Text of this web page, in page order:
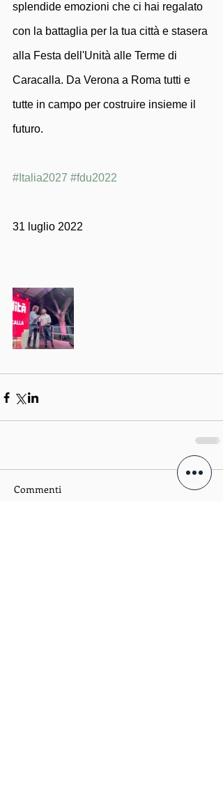
splendide emozioni che ci hai regalato
con la battaglia per la tua città e stasera
alla Festa dell'Unità alle Terme di
Caracalla. Da Verona a Roma tutti e
tutte in campo per costruire insieme il
futuro.
#Italia2027 #fdu2022
31 luglio 2022
Commenti